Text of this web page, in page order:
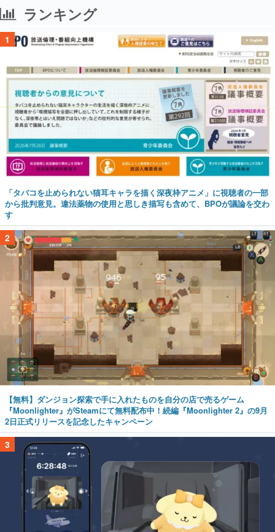
ランキング
1
「タバコを止められない猫耳キャラを描く深夜枠アニメ」に視聴者の一部
から批判意見。違法薬物の使用と思しき描写も含めて、BPOが議論を交わ
す
2
【無料】ダンジョン探索で手に入れたものを自分の店で売るゲーム
『Moonlighter』がSteamにて無料配布中！続編『Moonlighter 2』の9月
2日正式リリースを記念したキャンペーン
3